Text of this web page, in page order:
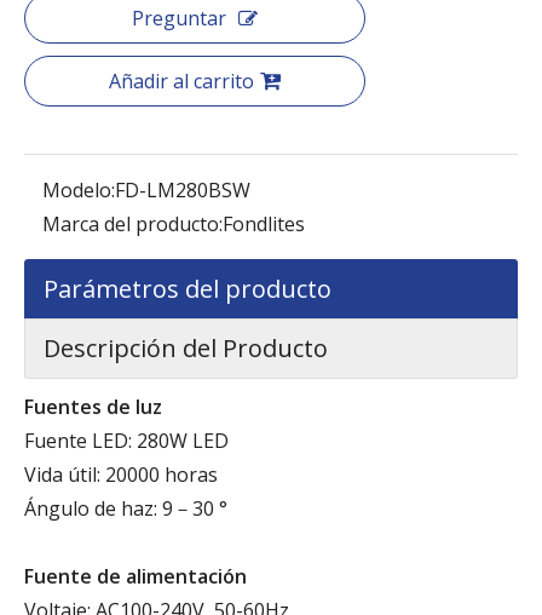
Preguntar
Añadir al carrito
Modelo:FD-LM280BSW
Marca del producto:Fondlites
Parámetros del producto
Descripción del Producto
Fuentes de luz
Fuente LED: 280W LED
Vida útil: 20000 horas
Ángulo de haz: 9－30 °
Fuente de alimentación